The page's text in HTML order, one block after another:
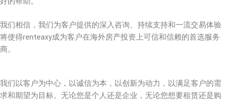
我们相信，我们为客户提供的深入咨询、持续支持和一流交易体验
将使得renteaxy成为客户在海外房产投资上可信和信赖的首选服务
商。
我们以客户为中心，以诚信为本，以创新为动力，以满足客户的需
求和期望为目标。无论您是个人还是企业，无论您想要租赁还是购